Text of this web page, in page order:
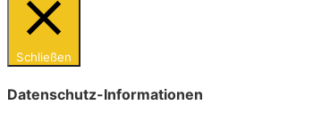
Schließen
Datenschutz-Informationen